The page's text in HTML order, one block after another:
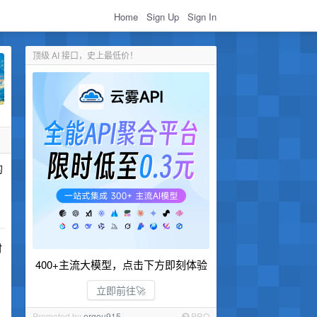
Home Sign Up Sign In
顶级 AI 接口，史上最低价！
400+主流大模型，点击下方即刻体验
立即前往🚀